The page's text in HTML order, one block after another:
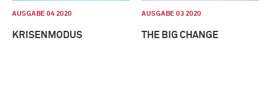
AUSGABE 04 2020
KRISENMODUS
AUSGABE 03 2020
THE BIG CHANGE